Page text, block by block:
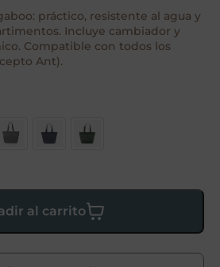
práctico, resistente al agua y
Incluye cambiador y
Compatible con todos los
Ant).
al carrito